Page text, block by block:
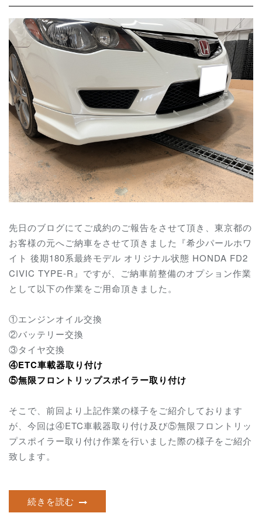
先日のブログにてご成約のご報告をさせて頂き、東京都の
お客様の元へご納車をさせて頂きました『希少パールホワ
イト 後期180系最終モデル オリジナル状態 HONDA FD2
CIVIC TYPE-R』ですが、ご納車前整備のオプション作業
として以下の作業をご用命頂きました。
①エンジンオイル交換
②バッテリー交換
③タイヤ交換
④ETC車載器取り付け
⑤無限フロントリップスポイラー取り付け
そこで、前回より上記作業の様子をご紹介しております
が、今回は④ETC車載器取り付け及び⑤無限フロントリッ
プスポイラー取り付け作業を行いました際の様子をご紹介
致します。
続きを読む